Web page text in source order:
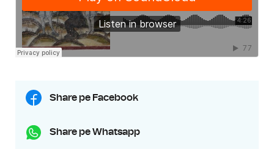
Share pe Facebook
Share pe Whatsapp